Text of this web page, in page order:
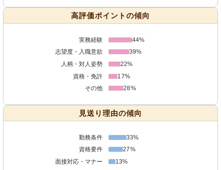
高評価ポイントの傾向
実務経験
44%
志望度・入職意欲
39%
人柄・対人姿勢
22%
資格・免許
17%
その他
28%
見送り理由の傾向
勤務条件
33%
資格要件
27%
面接対応・マナー
13%